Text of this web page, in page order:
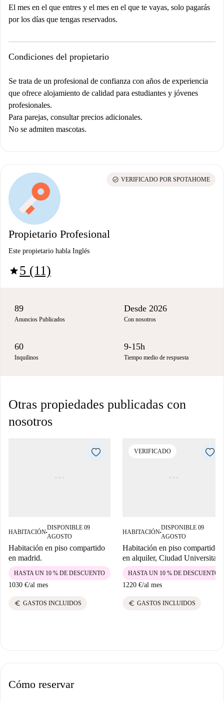
El mes en el que entres y el mes en el que te vayas, solo pagarás
por los días que tengas reservados.
Condiciones del propietario
Se trata de un profesional de confianza con años de experiencia
que ofrece alojamiento de calidad para estudiantes y jóvenes
profesionales.
Para parejas, consultar precios adicionales.
No se admiten mascotas.
Propietario Profesional
Este propietario habla Inglés
star5 (11)
check_circle VERIFICADO POR SPOTAHOME
89
Anuncios Publicados
Desde 2026
Con nosotros
60
Inquilinos
9-15h
Tiempo medio de respuesta
Otras propiedades publicadas con
nosotros
HABITACIÓN■
DISPONIBLE 09
AGOSTO
Habitación en piso compartido
en madrid.
1030 €/al mes
HASTA UN 10 % DE DESCUENTO
euro GASTOS INCLUIDOS
VERIFICADO
HABITACIÓN■
DISPONIBLE 09
AGOSTO
Habitación en piso compartido
en alquiler, Ciudad Universitaria
1220 €/al mes
HASTA UN 10 % DE DESCUENTO
euro GASTOS INCLUIDOS
Cómo reservar